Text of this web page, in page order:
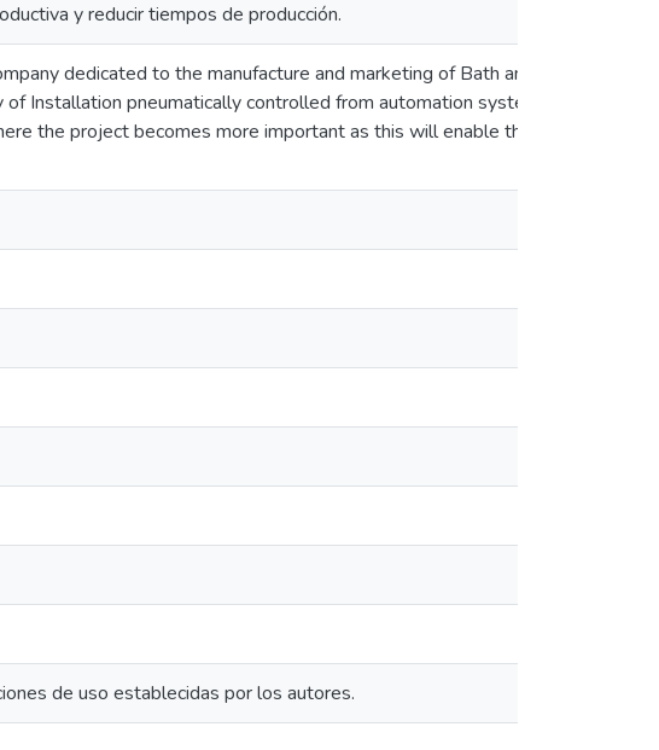
y reducir tiempos de producción.
dedicated to the manufacture and marketing of Bath and Cleaning,
Installation pneumatically controlled from automation systems (PLC) with
the project becomes more important as this will enable the company to
de uso establecidas por los autores.